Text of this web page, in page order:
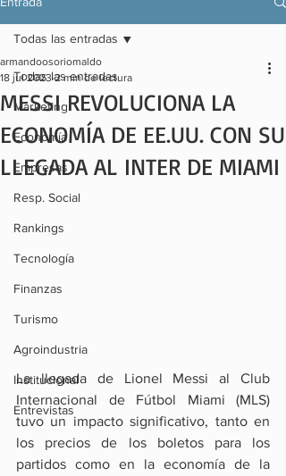
Todas las entradas
Marketing
Economía
Empresas
Resp. Social
Rankings
Tecnología
Finanzas
Turismo
Agroindustria
Institucional
Entrevistas
Todas las entradas
MESSI REVOLUCIONA LA
ECONOMÍA DE EE.UU. CON SU
LLEGADA AL INTER DE MIAMI
armandoosoriomaldo
18 jul 2023 2 min de lectura
La llegada de Lionel Messi al Club
Internacional de Fútbol Miami (MLS)
tuvo un impacto significativo, tanto en
los precios de los boletos para los
partidos como en la economía de la